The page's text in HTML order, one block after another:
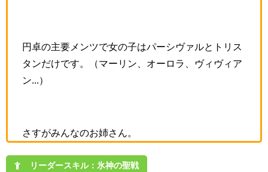
円卓の主要メンツで女の子はパーシヴァルとトリス
タンだけです。（マーリン、オーロラ、ヴィヴィア
ン...）
さすがみんなのお姉さん。
リーダースキル：氷神の聖戦